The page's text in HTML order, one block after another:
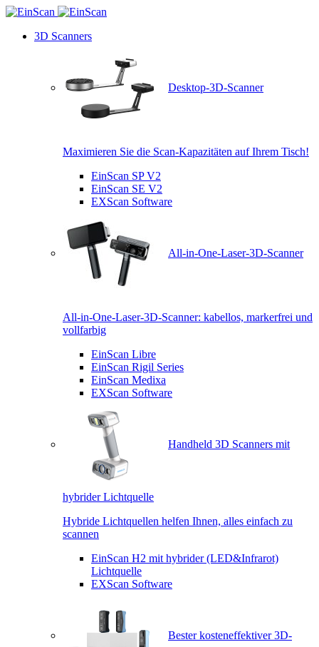
3D Scanners
Desktop-3D-Scanner
Maximieren Sie die Scan-Kapazitäten auf Ihrem Tisch!
EinScan SP V2
EinScan SE V2
EXScan Software
All-in-One-Laser-3D-Scanner
All-in-One-Laser-3D-Scanner: kabellos, markerfrei und
vollfarbig
EinScan Libre
EinScan Rigil Series
EinScan Medixa
EXScan Software
Handheld 3D Scanners mit
hybrider Lichtquelle
Hybride Lichtquellen helfen Ihnen, alles einfach zu
scannen
EinScan H2 mit hybrider (LED&Infrarot)
Lichtquelle
EXScan Software
Bester kosteneffektiver 3D-